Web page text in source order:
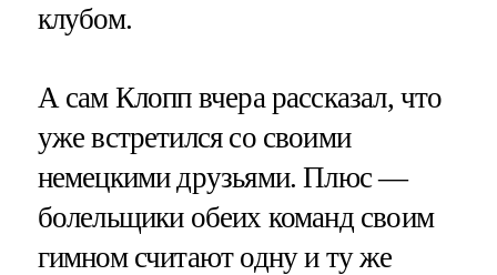
клубом.
А сам Клопп вчера рассказал, что
уже встретился со своими
немецкими друзьями. Плюс —
болельщики обеих команд своим
гимном считают одну и ту же